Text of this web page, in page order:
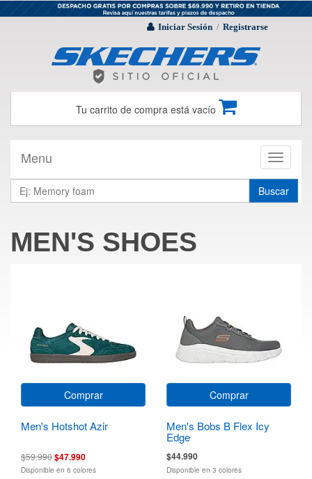
Iniciar Sesión / Registrarse
Tu carrito de compra está vacío
Toggle
Menu
Buscar
MEN'S SHOES
Comprar
Men's Hotshot Azir
$59.990$47.990
Disponible en 6 colores
Comprar
Men's Bobs B Flex Icy
Edge
$44.990
Disponible en 3 colores